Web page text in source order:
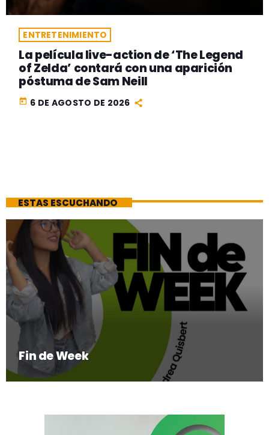
ENTRETENIMIENTO
La película live-action de ‘The Legend
of Zelda’ contará con una aparición
póstuma de Sam Neill
today 6 DE AGOSTO DE 2026
ESTAS ESCUCHANDO
Fin de Week